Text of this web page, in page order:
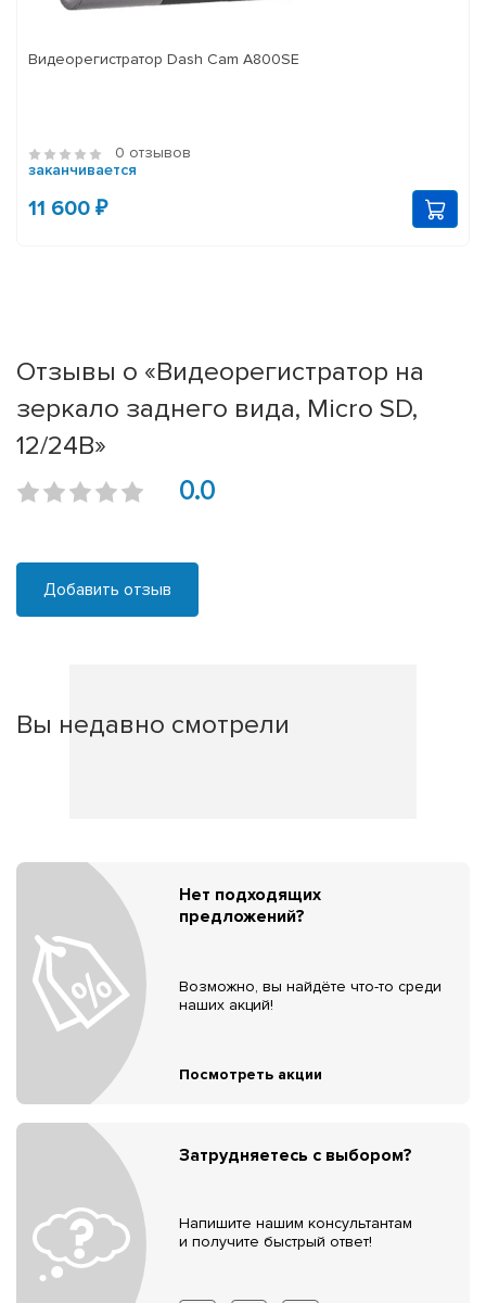
Видеорегистратор Dash Cam A800SE
0 отзывов
заканчивается
11 600 ₽
Отзывы о «Видеорегистратор на
зеркало заднего вида, Micro SD,
12/24В»
0.0
Добавить отзыв
Вы недавно смотрели
Нет подходящих
предложений?
Возможно, вы найдёте что-то среди
наших акций!
Посмотреть акции
Затрудняетесь с выбором?
Напишите нашим консультантам
и получите быстрый ответ!